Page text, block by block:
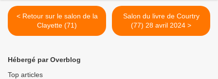
< Retour sur le salon de la
Clayette (71)
Salon du livre de Courtry
(77) 28 avril 2024 >
Hébergé par Overblog
Top articles